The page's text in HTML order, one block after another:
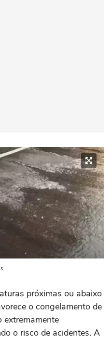
próximas ou abaixo
o congelamento de
extremamente
o risco de acidentes. A